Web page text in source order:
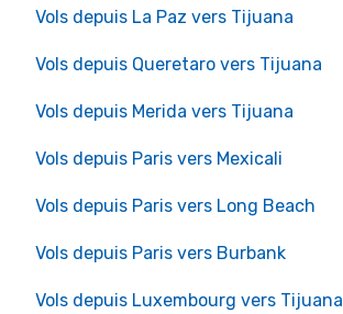
Vols depuis La Paz vers Tijuana
Vols depuis Queretaro vers Tijuana
Vols depuis Merida vers Tijuana
Vols depuis Paris vers Mexicali
Vols depuis Paris vers Long Beach
Vols depuis Paris vers Burbank
Vols depuis Luxembourg vers Tijuana